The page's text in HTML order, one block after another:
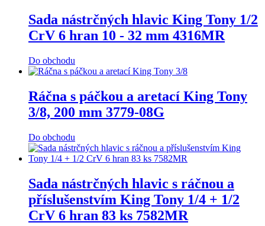
Sada nástrčných hlavic King Tony 1/2
CrV 6 hran 10 - 32 mm 4316MR
Do obchodu
Ráčna s páčkou a aretací King Tony
3/8, 200 mm 3779-08G
Do obchodu
Sada nástrčných hlavic s ráčnou a
příslušenstvím King Tony 1/4 + 1/2
CrV 6 hran 83 ks 7582MR